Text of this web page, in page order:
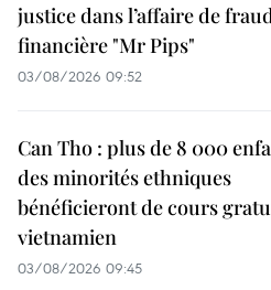
justice dans l’affaire de
financière "Mr Pips"
03/08/2026 09:52
Can Tho : plus de 8 000
des minorités ethniques
bénéficieront de cours
vietnamien
03/08/2026 09:45